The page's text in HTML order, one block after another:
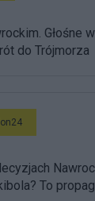
Głośne
do Trójmorza
To